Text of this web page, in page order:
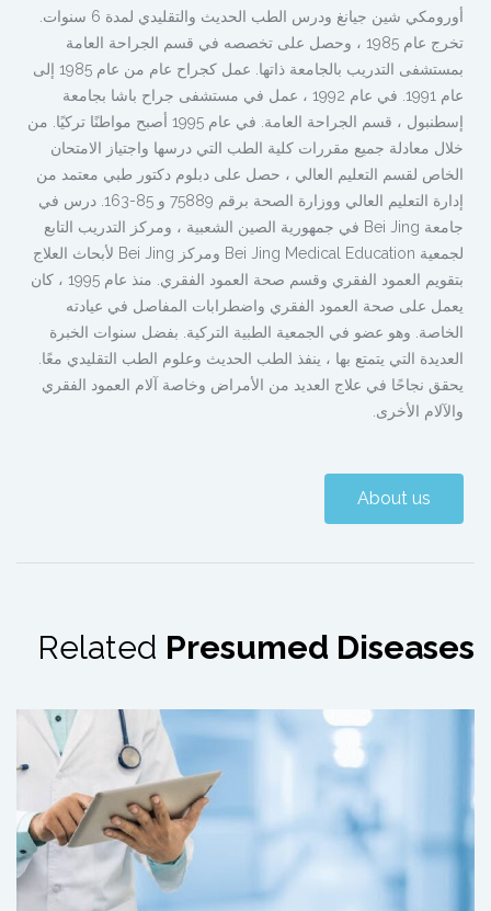
أورومكي شين جيانغ ودرس الطب الحديث والتقليدي لمدة 6 سنوات.
تخرج عام 1985 ، وحصل على تخصصه في قسم الجراحة العامة
بمستشفى التدريب بالجامعة ذاتها. عمل كجراح عام من عام 1985 إلى
عام 1991. في عام 1992 ، عمل في مستشفى جراح باشا بجامعة
إسطنبول ، قسم الجراحة العامة. في عام 1995 أصبح مواطنًا تركيًا. من
خلال معادلة جميع مقررات كلية الطب التي درسها واجتياز الامتحان
الخاص لقسم التعليم العالي ، حصل على دبلوم دكتور طبي معتمد من
إدارة التعليم العالي ووزارة الصحة برقم 75889 و 85-163. درس في
جامعة Bei Jing في جمهورية الصين الشعبية ، ومركز التدريب التابع
لجمعية Bei Jing Medical Education ومركز Bei Jing لأبحاث العلاج
بتقويم العمود الفقري وقسم صحة العمود الفقري. منذ عام 1995 ، كان
يعمل على صحة العمود الفقري واضطرابات المفاصل في عيادته
الخاصة. وهو عضو في الجمعية الطبية التركية. بفضل سنوات الخبرة
العديدة التي يتمتع بها ، ينفذ الطب الحديث وعلوم الطب التقليدي معًا.
يحقق نجاحًا في علاج العديد من الأمراض وخاصة آلام العمود الفقري
والآلام الأخرى.
About us
Related Presumed Diseases